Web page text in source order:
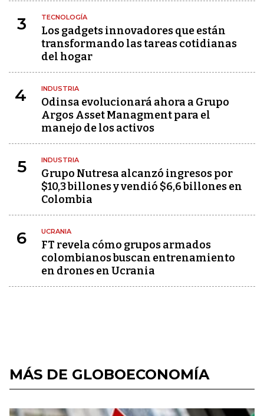
3 TECNOLOGÍA
Los gadgets innovadores que están
transformando las tareas cotidianas
del hogar
4 INDUSTRIA
Odinsa evolucionará ahora a Grupo
Argos Asset Managment para el
manejo de los activos
5 INDUSTRIA
Grupo Nutresa alcanzó ingresos por
$10,3 billones y vendió $6,6 billones en
Colombia
6 UCRANIA
FT revela cómo grupos armados
colombianos buscan entrenamiento
en drones en Ucrania
MÁS DE GLOBOECONOMÍA